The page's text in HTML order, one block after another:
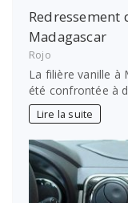
Redressement
Madagascar
Rojo
La filière vanille à
été confrontée à
Lire la suite